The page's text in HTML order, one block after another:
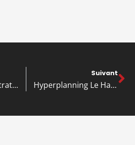
Stratégie de pénétration de marché : les 5 étapes pour réussir son lancement
Suivant
Hyperplanning Le Havre : le lien de connexion et dépannage express